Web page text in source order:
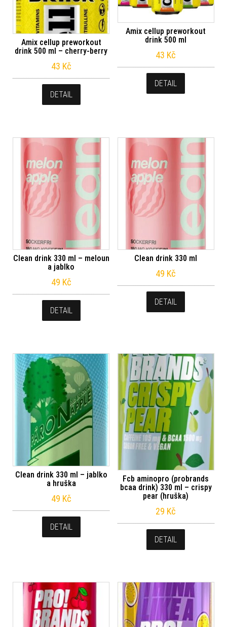
Amix cellup preworkout
drink 500 ml – cherry-berry
43 Kč
DETAIL
Amix cellup preworkout
drink 500 ml
43 Kč
DETAIL
Clean drink 330 ml – meloun
a jablko
49 Kč
DETAIL
Clean drink 330 ml
49 Kč
DETAIL
Clean drink 330 ml – jablko
a hruška
49 Kč
DETAIL
Fcb aminopro (probrands
bcaa drink) 330 ml – crispy
pear (hruška)
29 Kč
DETAIL